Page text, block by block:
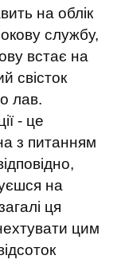
на облік
службу,
встає на
свісток
лав.
- це
з питанням
на
ця
цим